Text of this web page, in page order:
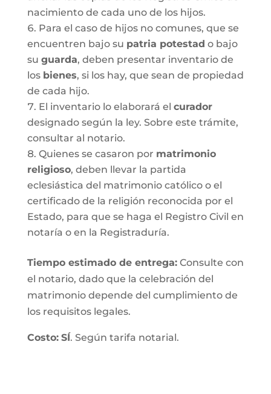
nacimiento de cada uno de los hijos.
Para el caso de hijos no comunes, que se
encuentren bajo su patria potestad o bajo
su guarda, deben presentar inventario de
los bienes, si los hay, que sean de propiedad
de cada hijo.
El inventario lo elaborará el curador
designado según la ley. Sobre este trámite,
consultar al notario.
Quienes se casaron por matrimonio
religioso, deben llevar la partida
eclesiástica del matrimonio católico o el
certificado de la religión reconocida por el
Estado, para que se haga el Registro Civil en
notaría o en la Registraduría.
Tiempo estimado de entrega:Consulte con
el notario, dado que la celebración del
matrimonio depende del cumplimiento de
los requisitos legales.
Costo: SÍ. Según tarifa notarial.